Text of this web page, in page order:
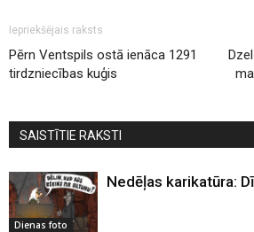
Iepriekšējais raksts
Pērn Ventspils ostā ienāca 1291
tirdzniecības kuģis
SAISTĪTIE RAKSTI
Dienas foto
Nedēļas karikatūra: